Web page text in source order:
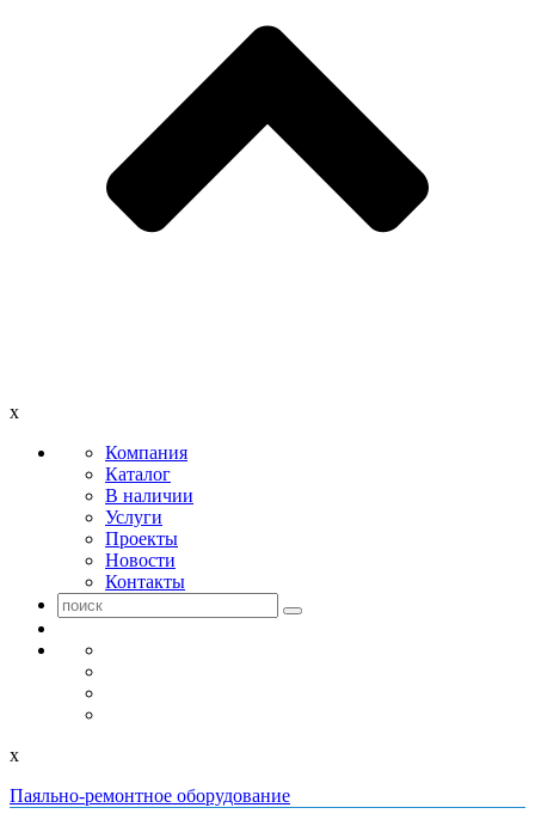
x
Компания
Каталог
В наличии
Услуги
Проекты
Новости
Контакты
x
Паяльно-ремонтное оборудование